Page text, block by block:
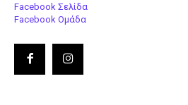
Facebook Σελίδα
Facebook Ομάδα